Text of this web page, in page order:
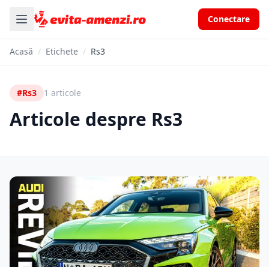
Conectare
Acasă / Etichete / Rs3
#Rs3 1 articole
Articole despre Rs3